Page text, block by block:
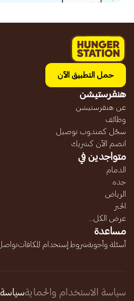
حمل التطبيق الآن
هنقرستيشن
عن هنقرستيشن
وظائف
سجّل كمندوب توصيل
انضم الآن كشريك
متواجدين في
الدمام
جده
الرياض
الخبر
عرض الكل...
مساعدة
أسئلة وأجوبةشروط إستخدام المكافآت
سياسة الاستخدام والحماية